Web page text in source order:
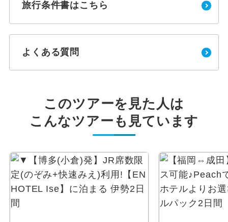
旅行条件書はこちら
よくある質問
このツアーを見た人は
こんなツアーも見ています